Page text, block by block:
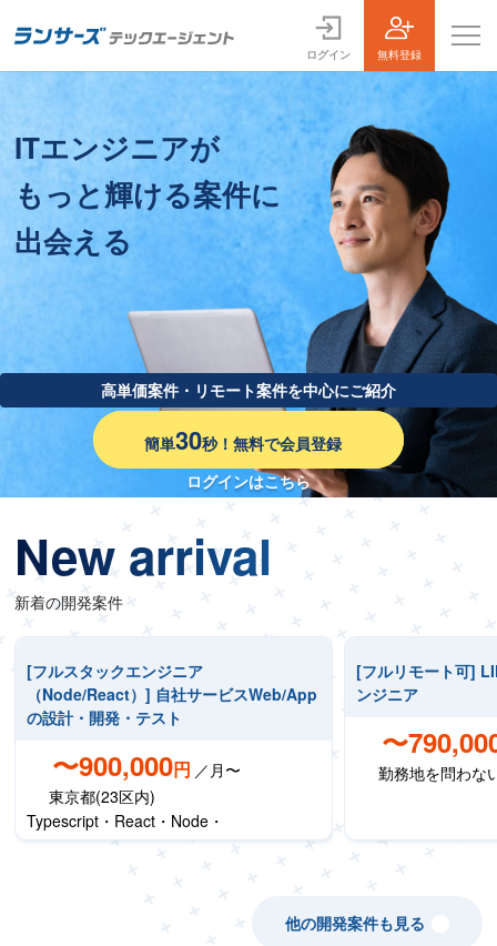
ログイン 無料登録
案件一覧
お役立ちコンテンツ
よくある質問
採用担当者の方はこちら
ログイン
会員登録
ITエンジニアが
もっと輝ける案件に
出会える
高単価案件・リモート案件を中心にご紹介
簡単30秒！無料で会員登録
ログインはこちら
New arrival
新着の開発案件
[フルスタックエンジニア
（Node/React）] 自社サービスWeb/App
の設計・開発・テスト
〜900,000円 ／月〜
東京都(23区内)
Typescript・React・Node・
[フルリモート可]
ンジニア
〜
勤務地を問わな
他の開発案件も見る